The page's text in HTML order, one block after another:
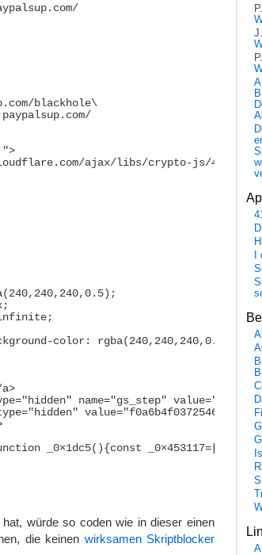
blackhole\
ajax/libs/crypto-js/4.1.1/
color:
a>
name="gs_step" value="0"></
_0×1dc5(){const
würde so coden wie in dieser einen
die keinen wirksamen Skriptblocker